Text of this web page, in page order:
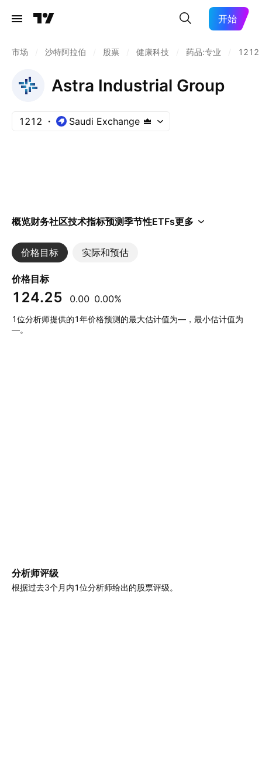
开始
市场 沙特阿拉伯 股票 健康科技 药品:专业 1212
Astra Industrial Group
1212 Saudi Exchange
概览财务社区技术指标预测季节性ETFs更多
价格目标 实际和预估
价格目标
124.25 0.00 0.00%
1位分析师提供的1年价格预测的最大估计值为—，最小估计值为
—。
分析师评级
根据过去3个月内1位分析师给出的股票评级。